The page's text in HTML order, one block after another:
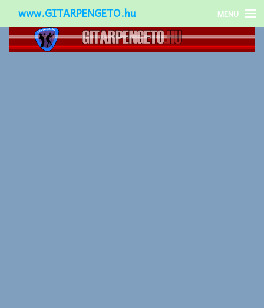
www.GITARPENGETO.hu MENU
Népszerű-